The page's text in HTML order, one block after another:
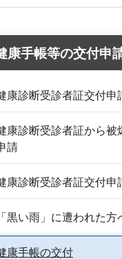
康手帳等の交付申
康診断受診者証交付申
康診断受診者証から被
請
康診断受診者証交付申
黒い雨」に遭われた方
康手帳の交付